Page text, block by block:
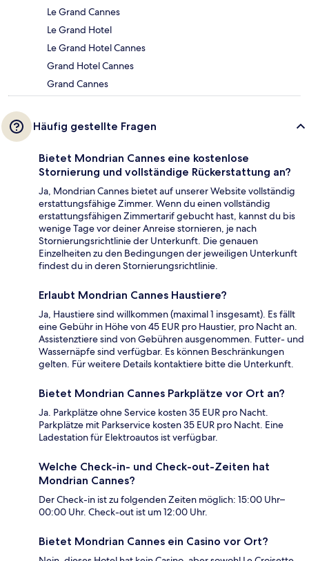
Le Grand Cannes
Le Grand Hotel
Le Grand Hotel Cannes
Grand Hotel Cannes
Grand Cannes
Häufig gestellte Fragen
Bietet Mondrian Cannes eine kostenlose
Stornierung und vollständige Rückerstattung an?
Ja, Mondrian Cannes bietet auf unserer Website vollständig
erstattungsfähige Zimmer. Wenn du einen vollständig
erstattungsfähigen Zimmertarif gebucht hast, kannst du bis
wenige Tage vor deiner Anreise stornieren, je nach
Stornierungsrichtlinie der Unterkunft. Die genauen
Einzelheiten zu den Bedingungen der jeweiligen Unterkunft
findest du in deren Stornierungsrichtlinie.
Erlaubt Mondrian Cannes Haustiere?
Ja, Haustiere sind willkommen (maximal 1 insgesamt). Es fällt
eine Gebühr in Höhe von 45 EUR pro Haustier, pro Nacht an.
Assistenztiere sind von Gebühren ausgenommen. Futter- und
Wassernäpfe sind verfügbar. Es können Beschränkungen
gelten. Für weitere Details kontaktiere bitte die Unterkunft.
Bietet Mondrian Cannes Parkplätze vor Ort an?
Ja. Parkplätze ohne Service kosten 35 EUR pro Nacht.
Parkplätze mit Parkservice kosten 35 EUR pro Nacht. Eine
Ladestation für Elektroautos ist verfügbar.
Welche Check-in- und Check-out-Zeiten hat
Mondrian Cannes?
Der Check-in ist zu folgenden Zeiten möglich: 15:00 Uhr–
00:00 Uhr. Check-out ist um 12:00 Uhr.
Bietet Mondrian Cannes ein Casino vor Ort?